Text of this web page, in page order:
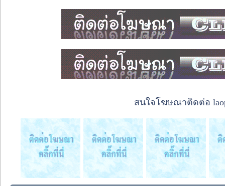
สนใจโฆษณาติดต่อ